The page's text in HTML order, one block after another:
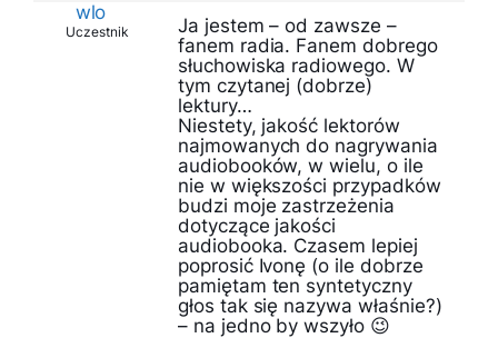
wlo
Uczestnik
Ja jestem – od zawsze –
fanem radia. Fanem dobrego
słuchowiska radiowego. W
tym czytanej (dobrze)
lektury…
Niestety, jakość lektorów
najmowanych do nagrywania
audiobooków, w wielu, o ile
nie w większości przypadków
budzi moje zastrzeżenia
dotyczące jakości
audiobooka. Czasem lepiej
poprosić Ivonę (o ile dobrze
pamiętam ten syntetyczny
głos tak się nazywa właśnie?)
– na jedno by wszyło 😉